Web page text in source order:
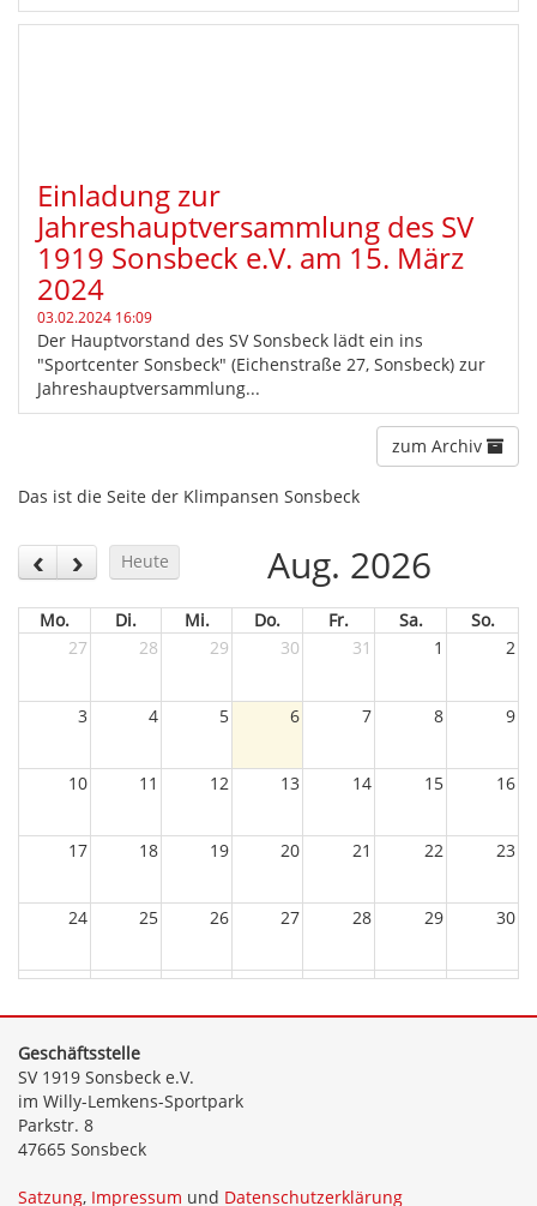
Einladung zur
Jahreshauptversammlung des SV
1919 Sonsbeck e.V. am 15. März
2024
03.02.2024 16:09
Der Hauptvorstand des SV Sonsbeck lädt ein ins
"Sportcenter Sonsbeck" (Eichenstraße 27, Sonsbeck) zur
Jahreshauptversammlung...
zum Archiv
Das ist die Seite der Klimpansen Sonsbeck
Heute Aug. 2026
Mo. Di. Mi. Do. Fr. Sa.
So.
27
28 29 30 31 1 2
3 4 5 6 7 8 9
10 11 12 13 14 15 16
17 18 19 20 21 22 23
24 25 26 27 28 29 30
31 1 2 3 4 5 6
Geschäftsstelle
SV 1919 Sonsbeck e.V.
im Willy-Lemkens-Sportpark
Parkstr. 8
47665 Sonsbeck
Satzung, Impressum und Datenschutzerklärung